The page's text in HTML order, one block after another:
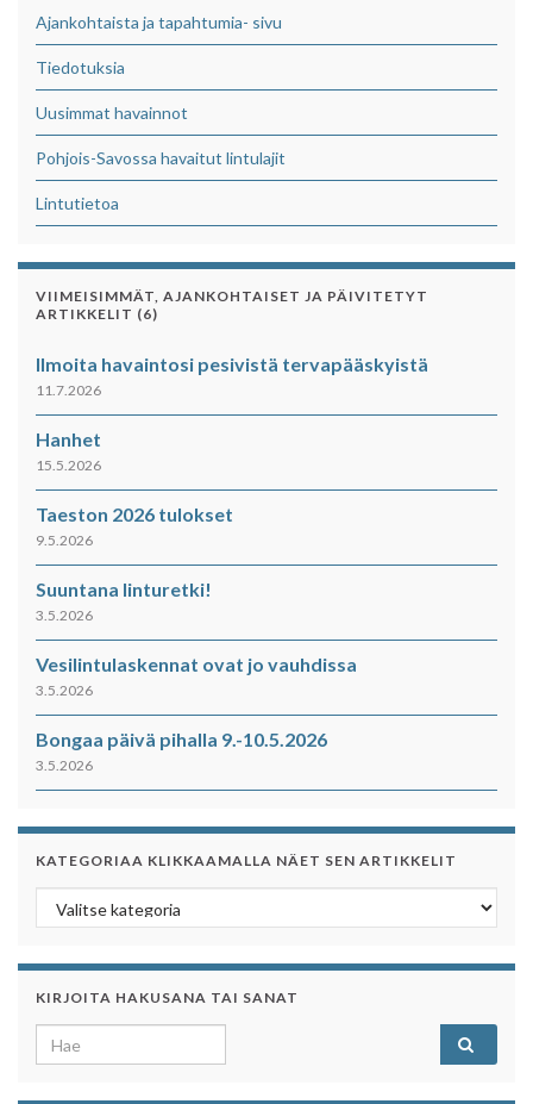
Ajankohtaista ja tapahtumia- sivu
Tiedotuksia
Uusimmat havainnot
Pohjois-Savossa havaitut lintulajit
Lintutietoa
VIIMEISIMMÄT, AJANKOHTAISET JA PÄIVITETYT
ARTIKKELIT (6)
Ilmoita havaintosi pesivistä tervapääskyistä
11.7.2026
Hanhet
15.5.2026
Taeston 2026 tulokset
9.5.2026
Suuntana linturetki!
3.5.2026
Vesilintulaskennat ovat jo vauhdissa
3.5.2026
Bongaa päivä pihalla 9.-10.5.2026
3.5.2026
KATEGORIAA KLIKKAAMALLA NÄET SEN ARTIKKELIT
Kategoriaa klikkaamalla näet sen artikkelit
KIRJOITA HAKUSANA TAI SANAT
Search for: